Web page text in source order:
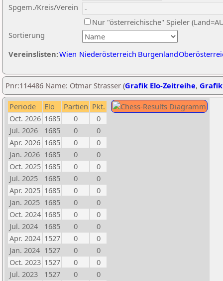
Sortierung
Spgem./Kreis/Verein
Nur "österreichische" Spieler
Vereinslisten:Wien Niederösterreich Burgenland
Pnr:114486 Name: Otmar Strasser (Grafik Elo-Zeitreihe,
Periode Elo Partien Pkt.
Oct. 2026 1685 0
0
Jul. 2026
1685 0
0
Apr. 2026 1685 0
0
Jan. 2026 1685 0
0
Oct. 2025 1685 0
0
Jul. 2025
1685 0
0
Apr. 2025 1685 0
0
Jan. 2025 1685 0
0
Oct. 2024 1685 0
0
Jul. 2024
1685 0
0
Apr. 2024 1527 0
0
Jan. 2024 1527 0
0
Oct. 2023 1527 0
0
Jul. 2023
1527 0
0